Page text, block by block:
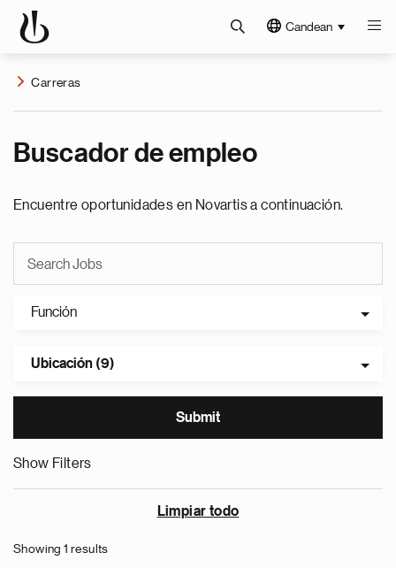
Candean
Carreras
Buscador de empleo
Encuentre oportunidades en Novartis a continuación.
Función
Ubicación (9)
Show Filters
Limpiar todo
Showing 1 results